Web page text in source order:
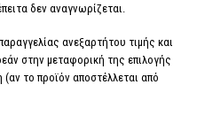
δεν αναγνωρίζεται.
ανεξαρτήτου τιμής και
στην μεταφορική της επιλογής
το προϊόν αποστέλλεται από